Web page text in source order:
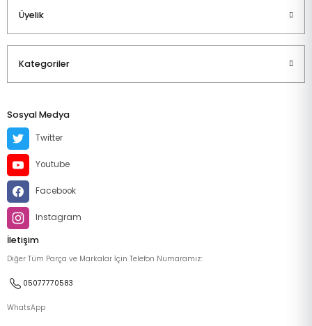
Üyelik
Kategoriler
Sosyal Medya
Twitter
Youtube
Facebook
Instagram
İletişim
Diğer Tüm Parça ve Markalar İçin Telefon Numaramız:
05077770583
WhatsApp